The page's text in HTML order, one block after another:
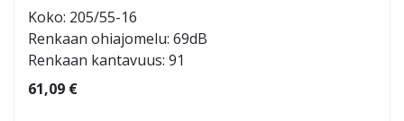
Koko: 205/55-16
Renkaan ohiajomelu: 69dB
Renkaan kantavuus: 91
61,09 €